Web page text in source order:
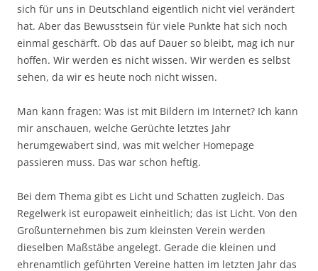
sich für uns in Deutschland eigentlich nicht viel verändert
hat. Aber das Bewusstsein für viele Punkte hat sich noch
einmal geschärft. Ob das auf Dauer so bleibt, mag ich nur
hoffen. Wir werden es nicht wissen. Wir werden es selbst
sehen, da wir es heute noch nicht wissen.
Man kann fragen: Was ist mit Bildern im Internet? Ich kann
mir anschauen, welche Gerüchte letztes Jahr
herumgewabert sind, was mit welcher Homepage
passieren muss. Das war schon heftig.
Bei dem Thema gibt es Licht und Schatten zugleich. Das
Regelwerk ist europaweit einheitlich; das ist Licht. Von den
Großunternehmen bis zum kleinsten Verein werden
dieselben Maßstäbe angelegt. Gerade die kleinen und
ehrenamtlich geführten Vereine hatten im letzten Jahr das